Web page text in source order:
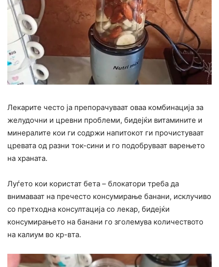
Лекарите често ја препорачуваат оваа комбинација за
желудочни и цревни проблеми, бидејќи витамините и
минералите кои ги содржи напитокот ги прочистуваат
цревата од разни ток-сини и го подобруваат варењето
на храната.
Луѓето кои користат бета – блокатори треба да
внимаваат на пречесто консумирање банани, исклучиво
со претходна консултација со лекар, бидејќи
консумирањето на банани го зголемува количеството
на калиум во кр-вта.